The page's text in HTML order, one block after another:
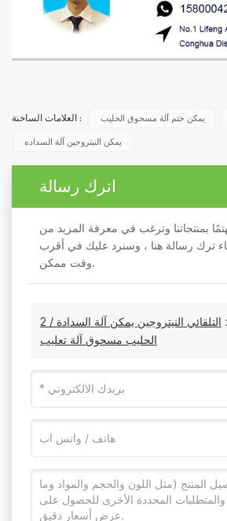
العلامات الساخنة : يمكن ختم آلة مسحوق الحليب
يمكن النيتروجين آلة السداده
اترك رسالة
بمنتجاتنا وترغب في معرفة المزيد من
ترك رسالة هنا ، وسنرد عليك في أقرب
وقت ممكن.
التلقائي النيتروجين يمكن آلة السدادة / 2KG
الحليب مسحوق آلة تعليب